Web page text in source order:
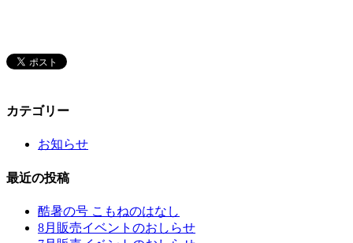
カテゴリー
お知らせ
最近の投稿
酷暑の号 こもねのはなし
8月販売イベントのおしらせ